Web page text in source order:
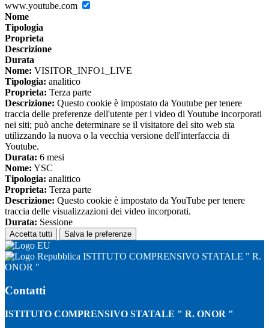
www.youtube.com
Nome
Tipologia
Proprieta
Descrizione
Durata
Nome: VISITOR_INFO1_LIVE
Tipologia: analitico
Proprieta: Terza parte
Descrizione: Questo cookie è impostato da Youtube per tenere
traccia delle preferenze dell'utente per i video di Youtube incorporati
nei siti; può anche determinare se il visitatore del sito web sta
utilizzando la nuova o la vecchia versione dell'interfaccia di
Youtube.
Durata: 6 mesi
Nome: YSC
Tipologia: analitico
Proprieta: Terza parte
Descrizione: Questo cookie è impostato da YouTube per tenere
traccia delle visualizzazioni dei video incorporati.
Durata: Sessione
Accetta tutti Salva le preferenze
ISTITUTO COMPRENSIVO STATALE " R.
ONOR "
Contatti
ISTITUTO COMPRENSIVO STATALE " R. ONOR "